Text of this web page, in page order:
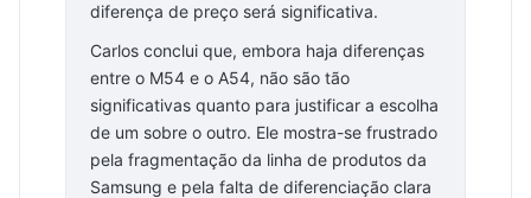
diferença de preço será significativa.
Carlos conclui que, embora haja diferenças
entre o M54 e o A54, não são tão
significativas quanto para justificar a escolha
de um sobre o outro. Ele mostra-se frustrado
pela fragmentação da linha de produtos da
Samsung e pela falta de diferenciação clara